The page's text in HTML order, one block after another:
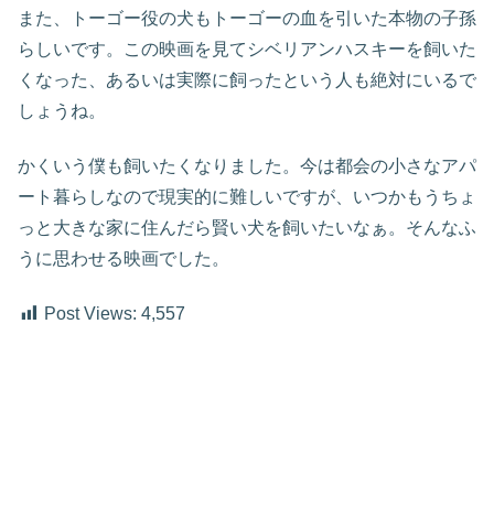
また、トーゴー役の犬もトーゴーの血を引いた本物の子孫
らしいです。この映画を見てシベリアンハスキーを飼いた
くなった、あるいは実際に飼ったという人も絶対にいるで
しょうね。
かくいう僕も飼いたくなりました。今は都会の小さなアパ
ート暮らしなので現実的に難しいですが、いつかもうちょ
っと大きな家に住んだら賢い犬を飼いたいなぁ。そんなふ
うに思わせる映画でした。
Post Views: 4,557